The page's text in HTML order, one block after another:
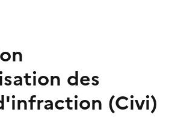
des
(Civi)